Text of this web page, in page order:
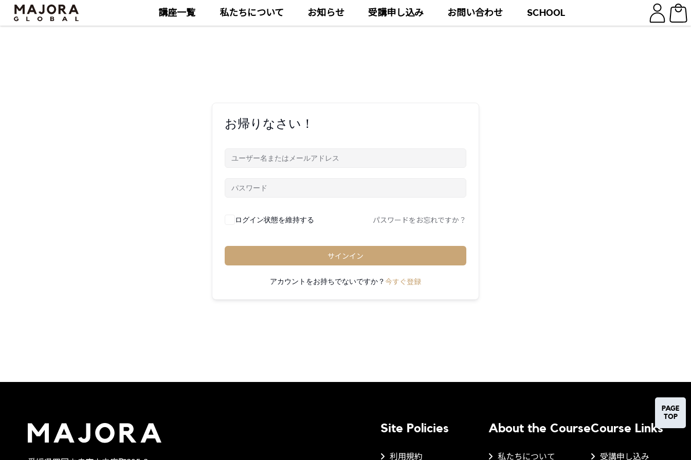
Skip
Skip
講座一覧 私たちについて お知らせ 受講申し込み お問い合わせ SCHOOL
お帰りなさい！
ログイン状態を維持する パスワードをお忘れですか？
サインイン
アカウントをお持ちでないですか？ 今すぐ登録
Site Policies
利用規約
About the Course
私たちについて
Course Links
受講申し込み
PAGE
TOP